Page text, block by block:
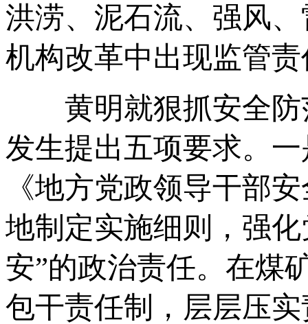
洪涝、泥石流、强风
机构改革中出现监管
黄明就狠抓安全防
发生提出五项要求。
《地方党政领导干部
地制定实施细则，强
安”的政治责任。在煤
包干责任制，层层压